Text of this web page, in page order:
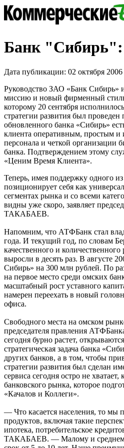
Банк "Сибирь":
Дата публикации: 02 октября 2006
Руководство ЗАО «Банк
миссию и новый фирменный стиль
которому 20 сентября
стратегии развития был
обновленного банка «Сибирь»
клиента оперативным, простым и
персонала и четкой организации
банка. Подтверждением этому
«Ценим Время Клиента».
Теперь, имея поддержку одного
позиционирует себя как
сегментах рынка и со всеми
видны уже скоро, заявляет
ТАКАБАЕВ.
Напомним, что АТФБанк стал
года. И текущий год, по словам
качественного и
выросли в десять раз. В августе
Сибирь» на 300 млн рублей. По
на первое место среди омских
масштабный рост уставного
намерен переехать в новый
офиса.
Свободного места на омском
председателя правления
сегодня бурно растет,
стратегическая задача банка
других банков, а в том, чтобы
стратегии развития был сделан
сервиса сегодня остро не
банковского рынка, которое
«Качалов и Коллеги».
— Что касается населения, то мы
продуктов, включая такие
ипотека, потребительское
ТАКАБАЕВ. — Малому и среднему